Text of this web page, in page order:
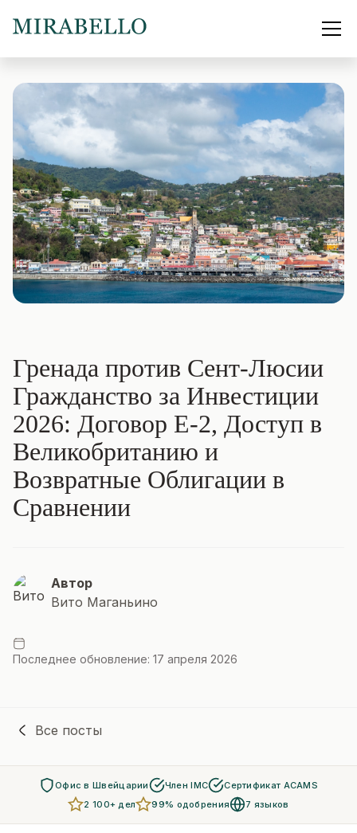
Гренада против Сент-Люсии
Гражданство за Инвестиции
2026: Договор E-2, Доступ в
Великобританию и
Возвратные Облигации в
Сравнении
Автор
Вито Маганьино
Последнее обновление: 17 апреля 2026
Все посты
Офис в Швейцарии Член IMC
Сертификат ACAMS
2 100+ дел
99% одобрения 7 языков